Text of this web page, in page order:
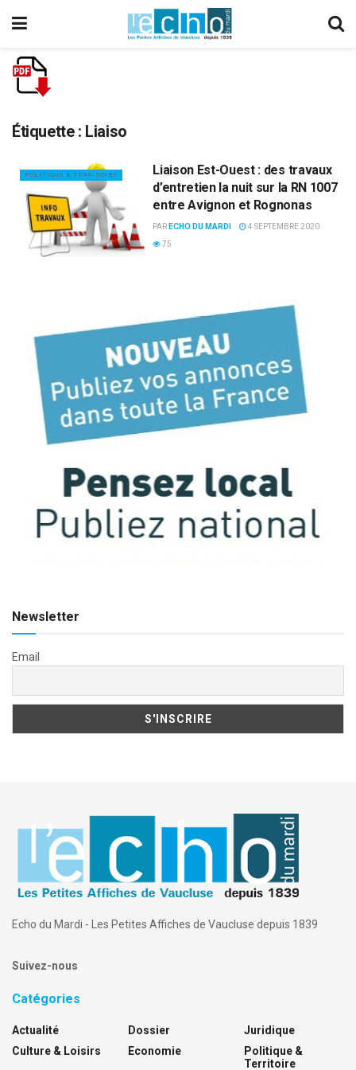
Étiquette : Liaiso
POLITIQUE & TERRITOIRE
Liaison Est-Ouest : des travaux
d’entretien la nuit sur la RN 1007
entre Avignon et Rognonas
PAR ECHO DU MARDI
4 SEPTEMBRE 2020
75
Newsletter
Email
Echo du Mardi - Les Petites Affiches de Vaucluse depuis 1839
Suivez-nous
Catégories
Actualité
Culture & Loisirs
Dossier
Economie
Juridique
Politique &
Territoire